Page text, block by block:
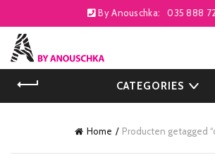
By Anouschka: 035 888
CATEGORIES
Home Producten getagged